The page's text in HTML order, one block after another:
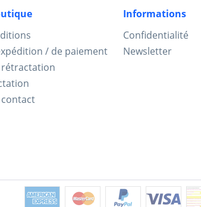
/ de paiement
Informations
Confidentialité
Newsletter